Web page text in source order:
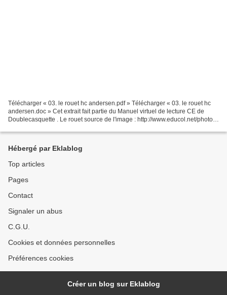
Télécharger « 03. le rouet hc andersen.pdf » Télécharger « 03. le rouet hc
andersen.doc » Cet extrait fait partie du Manuel virtuel de lecture CE de
Doublecasquette . Le rouet source de l'image : http://www.educol.net/photo-
Hébergé par Eklablog
Top articles
Pages
Contact
Signaler un abus
C.G.U.
Cookies et données personnelles
Préférences cookies
Créer un blog sur Eklablog